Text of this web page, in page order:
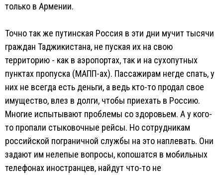
только в Армении.
Точно так же путинская Россия в эти дни мучит тысячи
граждан Таджикистана, не пуская их на свою
территорию - как в аэропортах, так и на сухопутных
пунктах пропуска (МАПП-ах). Пассажирам негде спать, у
них не всегда есть деньги, а ведь кто-то продал свое
имущество, влез в долги, чтобы приехать в Россию.
Многие испытывают проблемы со здоровьем. А у кого-
то пропали стыковочные рейсы. Но сотрудникам
российской пограничной службы на это наплевать. Они
задают им нелепые вопросы, копошатся в мобильных
телефонах иностранцев, найдут что-то не